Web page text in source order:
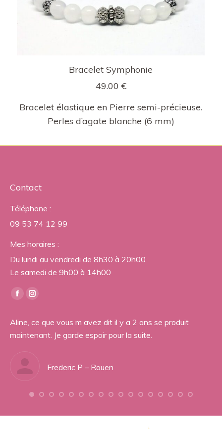
Bracelet Symphonie
49.00 €
Bracelet élastique en Pierre semi-précieuse.
Perles d’agate blanche (6 mm)
Contact
Téléphone :
09 53 74 12 99
Mes horaires :
Du lundi au vendredi de 8h30 à 20h00
Le samedi de 9h00 à 14h00
Trouvez nous sur :
Facebook
opens
in
window
Instagram
opens
in
window
Aline, ce que vous m avez dit il y a 2 ans se produit
maintenant. Je garde espoir pour la suite.
Frederic P – Rouen